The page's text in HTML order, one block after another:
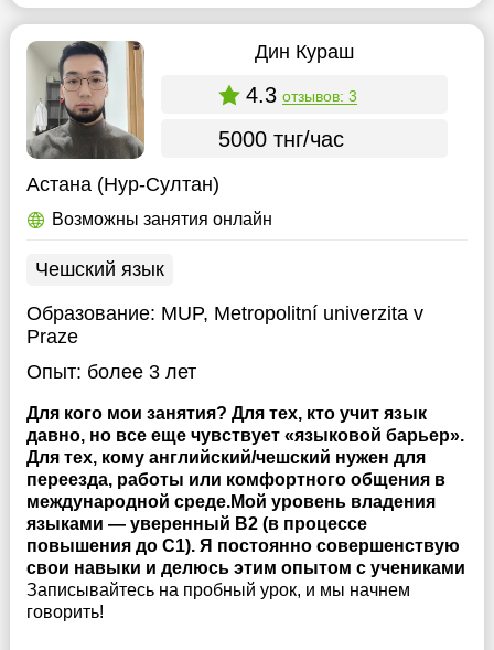
Дин Кураш
4.3 отзывов: 3
5000 тнг/час
Астана (Нур-Султан)
Возможны занятия онлайн
Чешский язык
Образование: MUP, Metropolitní univerzita v
Praze
Опыт: более 3 лет
Для кого мои занятия? Для тех, кто учит язык
давно, но все еще чувствует «языковой барьер».
Для тех, кому английский/чешский нужен для
переезда, работы или комфортного общения в
международной среде.Мой уровень владения
языками — уверенный B2 (в процессе
повышения до C1). Я постоянно совершенствую
свои навыки и делюсь этим опытом с учениками
Записывайтесь на пробный урок, и мы начнем
говорить!